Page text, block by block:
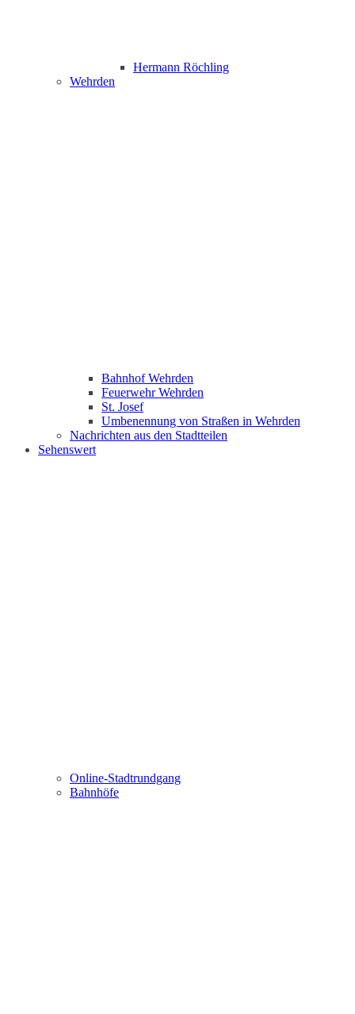
Hermann Röchling
Wehrden
Bahnhof Wehrden
Feuerwehr Wehrden
St. Josef
Umbenennung von Straßen in Wehrden
Nachrichten aus den Stadtteilen
Sehenswert
Online-Stadtrundgang
Bahnhöfe